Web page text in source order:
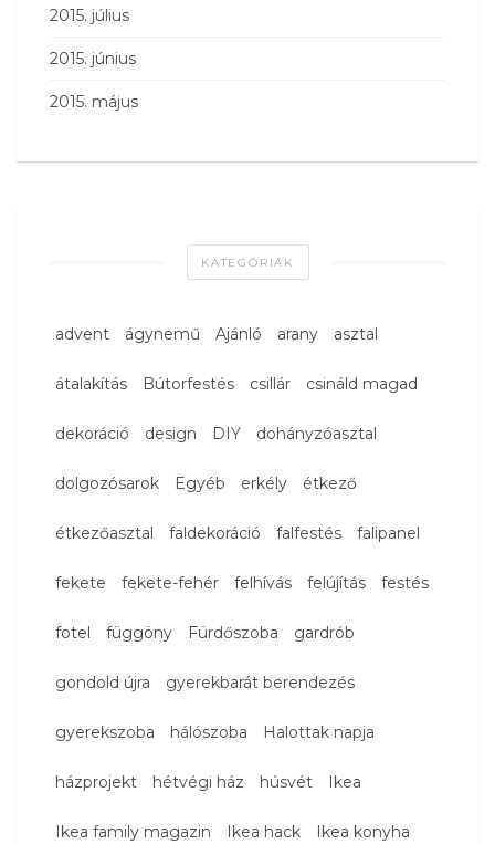
2015. július
2015. június
2015. május
KATEGÓRIÁK
advent ágynemű Ajánló arany asztal
átalakítás Bútorfestés csillár csináld magad
dekoráció design DIY dohányzóasztal
dolgozósarok Egyéb erkély étkező
étkezőasztal faldekoráció falfestés falipanel
fekete fekete-fehér felhívás felújítás festés
fotel függöny Fürdőszoba gardrób
gondold újra gyerekbarát berendezés
gyerekszoba hálószoba Halottak napja
házprojekt hétvégi ház húsvét Ikea
Ikea family magazin Ikea hack Ikea konyha